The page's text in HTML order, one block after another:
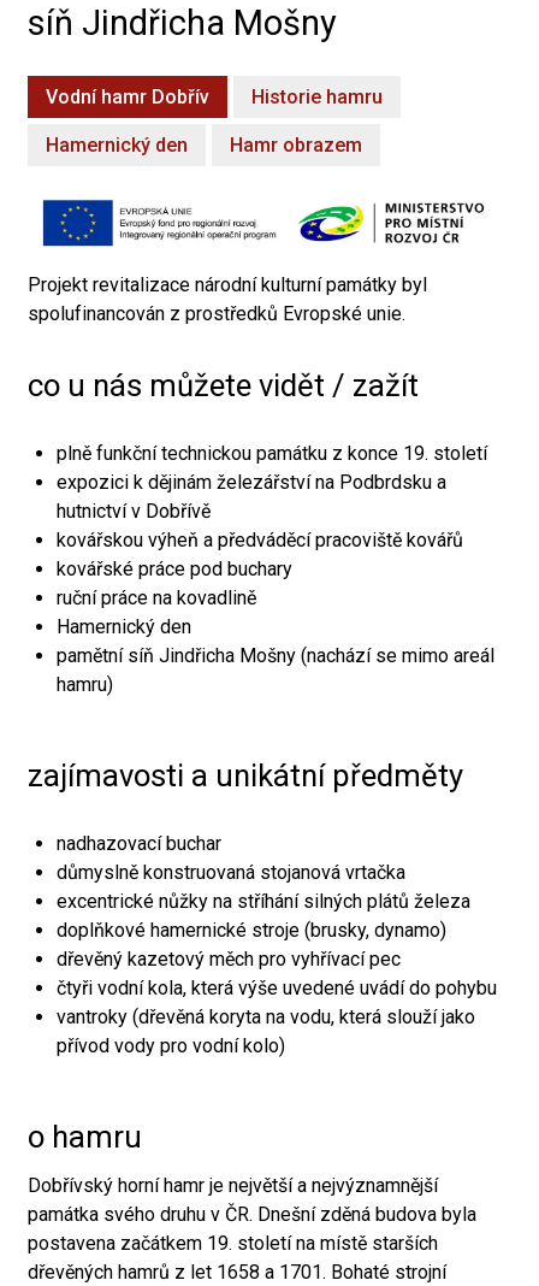
síň Jindřicha Mošny
Vodní hamr Dobřív Historie hamru
Hamernický den Hamr obrazem
Projekt revitalizace národní kulturní památky byl
spolufinancován z prostředků Evropské unie.
co u nás můžete vidět / zažít
plně funkční technickou památku z konce 19. století
expozici k dějinám železářství na Podbrdsku a
hutnictví v Dobřívě
kovářskou výheň a předváděcí pracoviště kovářů
kovářské práce pod buchary
ruční práce na kovadlině
Hamernický den
pamětní síň Jindřicha Mošny (nachází se mimo areál
hamru)
zajímavosti a unikátní předměty
nadhazovací buchar
důmyslně konstruovaná stojanová vrtačka
excentrické nůžky na stříhání silných plátů železa
doplňkové hamernické stroje (brusky, dynamo)
dřevěný kazetový měch pro vyhřívací pec
čtyři vodní kola, která výše uvedené uvádí do pohybu
vantroky (dřevěná koryta na vodu, která slouží jako
přívod vody pro vodní kolo)
o hamru
Dobřívský horní hamr je největší a nejvýznamnější
památka svého druhu v ČR. Dnešní zděná budova byla
postavena začátkem 19. století na místě starších
dřevěných hamrů z let 1658 a 1701. Bohaté strojní